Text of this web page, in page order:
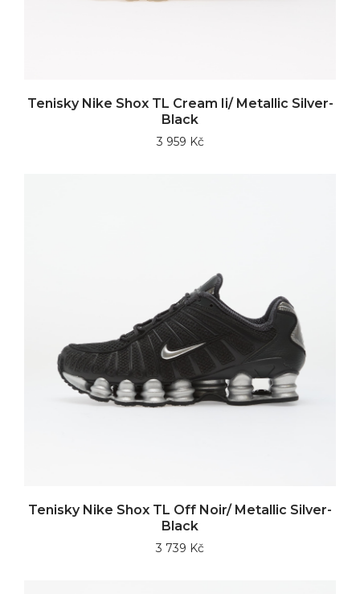
Tenisky Nike Shox TL Cream Ii/ Metallic Silver-
Black
3 959 Kč
Tenisky Nike Shox TL Off Noir/ Metallic Silver-
Black
3 739 Kč